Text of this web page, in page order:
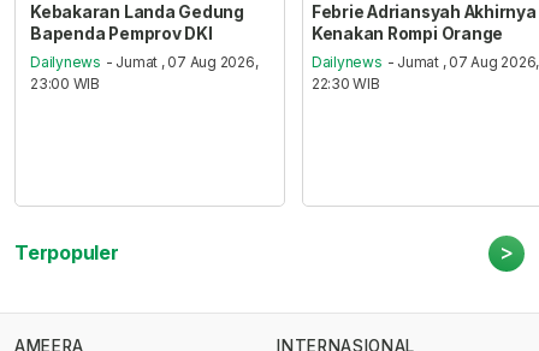
Kebakaran Landa Gedung
Bapenda Pemprov DKI
Dailynews - Jumat , 07 Aug 2026,
23:00 WIB
Febrie Adriansyah Akhirnya
Kenakan Rompi Orange
Dailynews - Jumat , 07 Aug 2026,
22:30 WIB
Terpopuler >
AMEERA
INTERNASIONAL